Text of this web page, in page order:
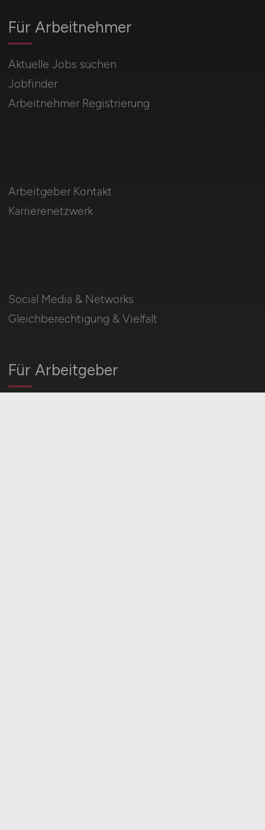
Für Arbeitnehmer
Aktuelle Jobs suchen
Jobfinder
Arbeitnehmer Registrierung
Social Media & Networks
Gleichberechtigung & Vielfalt
Für Arbeitgeber
Arbeitgeber Kontakt
Karrierenetzwerk